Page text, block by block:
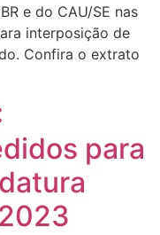
e do CAU/SE nas
interposição de
Confira o extrato
para